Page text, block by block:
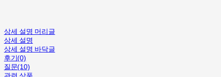
상세 설명 머리글
상세 설명
상세 설명 바닥글
후기(0)
질문(10)